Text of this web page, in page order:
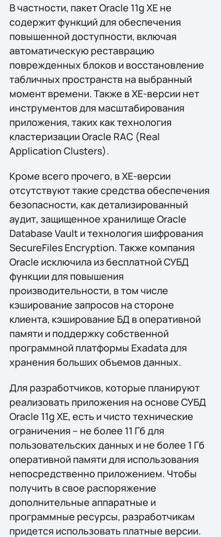
В частности, пакет Oracle 11g XE не
содержит функций для обеспечения
повышенной доступности, включая
автоматическую реставрацию
поврежденных блоков и восстановление
табличных пространств на выбранный
момент времени. Также в XE-версии нет
инструментов для масштабирования
приложения, таких как технология
кластеризации Oracle RAC (Real
Application Clusters).
Кроме всего прочего, в XE-версии
отсутствуют такие средства обеспечения
безопасности, как детализированный
аудит, защищенное хранилище Oracle
Database Vault и технология шифрования
SecureFiles Encryption. Также компания
Oracle исключила из бесплатной СУБД
функции для повышения
производительности, в том числе
кэширование запросов на стороне
клиента, кэширование БД в оперативной
памяти и поддержку собственной
программной платформы Exadata для
хранения больших объемов данных.
Для разработчиков, которые планируют
реализовать приложения на основе СУБД
Oracle 11g XE, есть и чисто технические
ограничения – не более 11 Гб для
пользовательских данных и не более 1 Гб
оперативной памяти для использования
непосредственно приложением. Чтобы
получить в свое распоряжение
дополнительные аппаратные и
программные ресурсы, разработчикам
придется использовать платные версии.